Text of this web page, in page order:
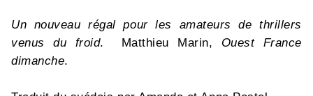
Un nouveau régal pour les amateurs de thrillers
venus du froid. Matthieu Marin, Ouest France
dimanche.